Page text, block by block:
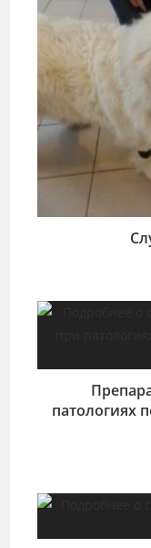
патологиях